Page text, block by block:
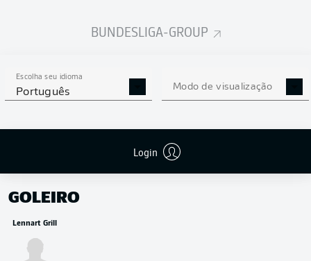
BUNDESLIGA-GROUP
Escolha seu idioma
Português Modo de visualização
Login
Frederik Rønnow
GOLEIRO
Lennart Grill